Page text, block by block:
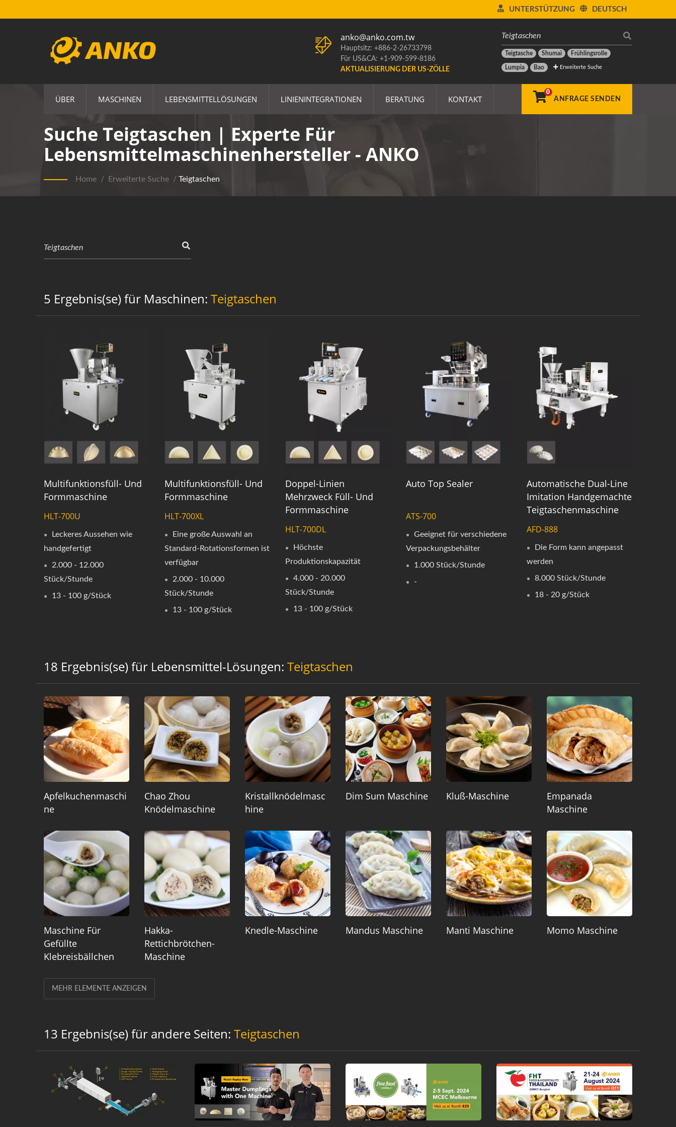
DEUTSCH
UNTERSTÜTZUNG
Teigtasche Shumai Frühlingsrolle
Lumpia Bao Erweiterte Suche
anko@anko.com.tw
Hauptsitz: +886-2-26733798
Für US&CA: +1-909-599-8186
AKTUALISIERUNG DER US-ZÖLLE
ÜBER MASCHINEN LEBENSMITTELLÖSUNGEN LINIENINTEGRATIONEN BERATUNG KONTAKT
0
ANFRAGE SENDEN
Suche Teigtaschen | Experte Für
Lebensmittelmaschinenhersteller - ANKO
Home / Erweiterte Suche / Teigtaschen
5 Ergebnis(se) für Maschinen: Teigtaschen
Multifunktionsfüll- Und
Formmaschine
HLT-700U
Leckeres Aussehen wie
handgefertigt
2.000 - 12.000
Stück/Stunde
13 - 100 g/Stück
Multifunktionsfüll- Und
Formmaschine
HLT-700XL
Eine große Auswahl an
Standard-Rotationsformen ist
verfügbar
2.000 - 10.000
Stück/Stunde
13 - 100 g/Stück
Doppel-Linien
Mehrzweck Füll- Und
Formmaschine
HLT-700DL
Höchste
Produktionskapazität
4.000 - 20.000
Stück/Stunde
13 - 100 g/Stück
Auto Top Sealer
ATS-700
Geeignet für verschiedene
Verpackungsbehälter
1.000 Stück/Stunde
-
Automatische Dual-Line
Imitation Handgemachte
Teigtaschenmaschine
AFD-888
Die Form kann angepasst
werden
8.000 Stück/Stunde
18 - 20 g/Stück
18 Ergebnis(se) für Lebensmittel-Lösungen: Teigtaschen
Apfelkuchenmaschi
Ne
Chao Zhou
Knödelmaschine
Kristallknödelmasc
Hine
Dim Sum Maschine Kluß-Maschine
Empanada
Maschine
Maschine Für
Gefüllte
Klebreisbällchen
Hakka-
Rettichbrötchen-
Maschine
Knedle-Maschine Mandus Maschine Manti Maschine Momo Maschine
MEHR ELEMENTE ANZEIGEN
13 Ergebnis(se) für andere Seiten: Teigtaschen